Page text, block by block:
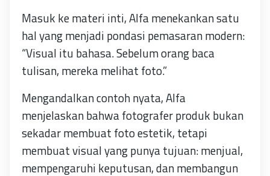
Masuk ke materi inti, Alfa menekankan satu
hal yang menjadi pondasi pemasaran modern:
“Visual itu bahasa. Sebelum orang baca
tulisan, mereka melihat foto.”
Mengandalkan contoh nyata, Alfa
menjelaskan bahwa fotografer produk bukan
sekadar membuat foto estetik, tetapi
membuat visual yang punya tujuan: menjual,
mempengaruhi keputusan, dan membangun